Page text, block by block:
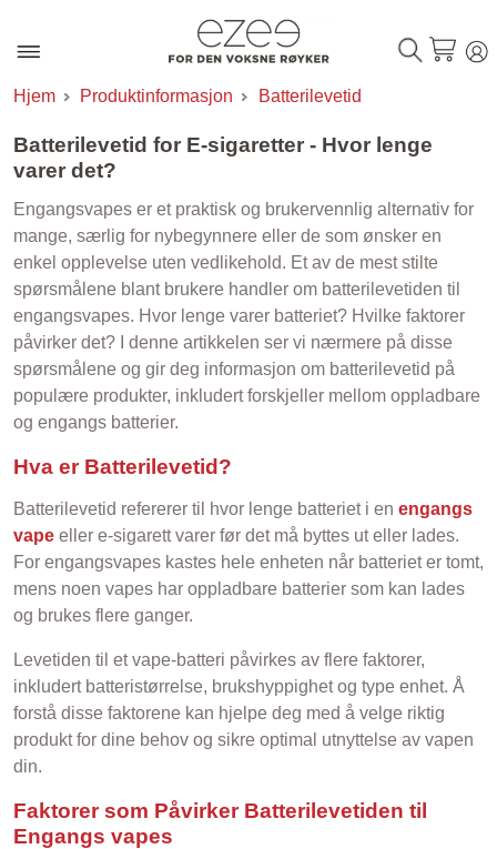
Hjem Produktinformasjon Batterilevetid
Batterilevetid for E-sigaretter - Hvor lenge
varer det?
Engangsvapes er et praktisk og brukervennlig alternativ for
mange, særlig for nybegynnere eller de som ønsker en
enkel opplevelse uten vedlikehold. Et av de mest stilte
spørsmålene blant brukere handler om batterilevetiden til
engangsvapes. Hvor lenge varer batteriet? Hvilke faktorer
påvirker det? I denne artikkelen ser vi nærmere på disse
spørsmålene og gir deg informasjon om batterilevetid på
populære produkter, inkludert forskjeller mellom oppladbare
og engangs batterier.
Hva er Batterilevetid?
Batterilevetid refererer til hvor lenge batteriet i en engangs
vape eller e-sigarett varer før det må byttes ut eller lades.
For engangsvapes kastes hele enheten når batteriet er tomt,
mens noen vapes har oppladbare batterier som kan lades
og brukes flere ganger.
Levetiden til et vape-batteri påvirkes av flere faktorer,
inkludert batteristørrelse, brukshyppighet og type enhet. Å
forstå disse faktorene kan hjelpe deg med å velge riktig
produkt for dine behov og sikre optimal utnyttelse av vapen
din.
Faktorer som Påvirker Batterilevetiden til
Engangs vapes